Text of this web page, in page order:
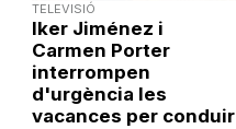
TELEVISIÓ
Iker Jiménez i
Carmen Porter
interrompen
d'urgència les
vacances per conduir